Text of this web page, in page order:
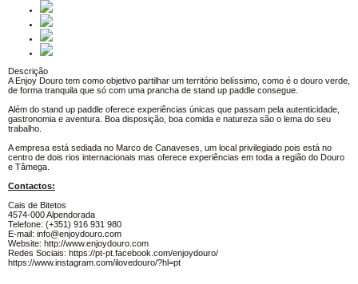
Descrição
A Enjoy Douro tem como objetivo partilhar um território belíssimo, como é o douro verde,
de forma tranquila que só com uma prancha de stand up paddle consegue.
Além do stand up paddle oferece experiências únicas que passam pela autenticidade,
gastronomia e aventura. Boa disposição, boa comida e natureza são o lema do seu
trabalho.
A empresa está sediada no Marco de Canaveses, um local privilegiado pois está no
centro de dois rios internacionais mas oferece experiências em toda a região do Douro
e Tâmega.
Contactos:
Cais de Bitetos
4574-000 Alpendorada
Telefone: (+351) 916 931 980
E-mail: info@enjoydouro.com
Website: http://www.enjoydouro.com
Redes Sociais: https://pt-pt.facebook.com/enjoydouro/
https://www.instagram.com/ilovedouro/?hl=pt